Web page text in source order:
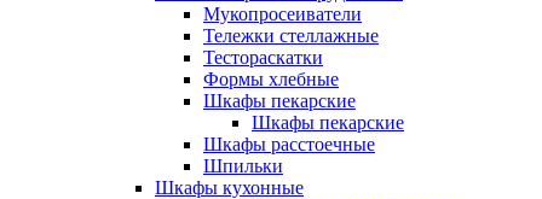
Мукопросеиватели
Тележки стеллажные
Тестораскатки
Формы хлебные
Шкафы пекарские
Шкафы пекарские
Шкафы расстоечные
Шпильки
Шкафы кухонные